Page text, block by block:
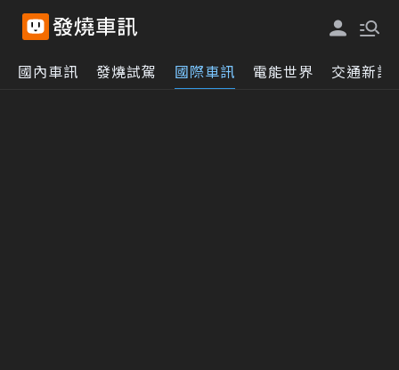
國內車訊 發燒試駕 國際車訊 電能世界 交通新訊